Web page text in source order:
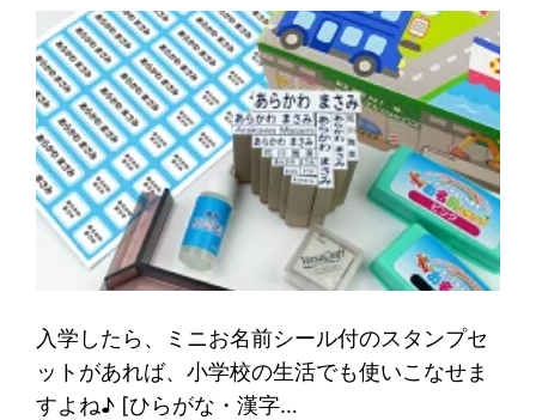
入学したら、ミニお名前シール付のスタンプセ
ットがあれば、小学校の生活でも使いこなせま
すよね♪ [ひらがな・漢字…